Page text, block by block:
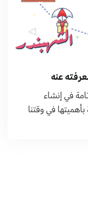
عنه
في إنشاء
في وقتنا